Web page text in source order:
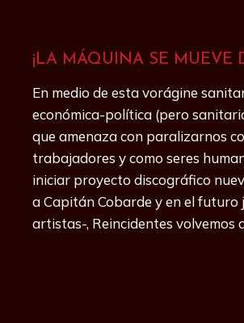
¡LA MÁQUINA SE MUEVE
En medio de esta vorágine
económica-política (pero
que amenaza con paralizarnos
trabajadores y como seres
iniciar proyecto discográfico
a Capitán Cobarde y en el futuro
artistas-, Reincidentes volvemos